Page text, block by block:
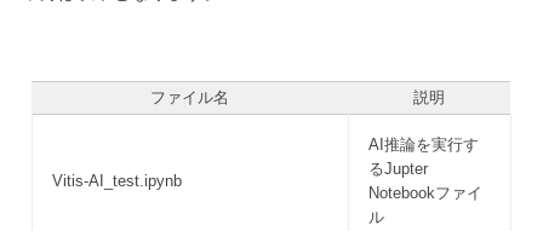
ファイル名 説明
Vitis-AI_test.ipynb
AI推論を実行す
るJupter
Notebookファイ
ル